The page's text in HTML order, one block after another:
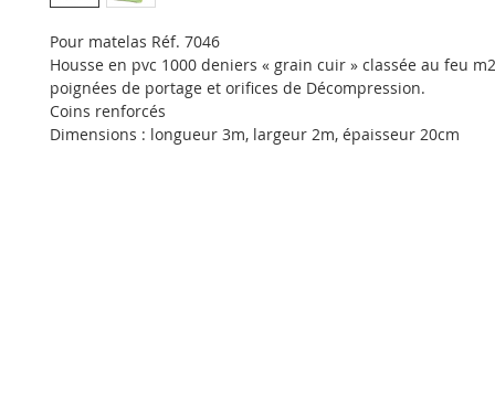
Pour matelas Réf. 7046
Housse en pvc 1000 deniers « grain cuir » classée au feu
poignées de portage et orifices de Décompression.
Coins renforcés
Dimensions : longueur 3m, largeur 2m, épaisseur 20cm